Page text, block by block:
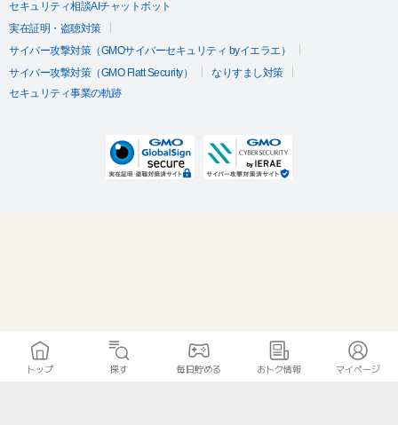
セキュリティ相談AIチャットボット
実在証明・盗聴対策
サイバー攻撃対策（GMOサイバーセキュリティ byイエラエ）
サイバー攻撃対策（GMO Flatt Security）
なりすまし対策
セキュリティ事業の軌跡
トップ 探す 毎日貯める おトク情報 マイページ